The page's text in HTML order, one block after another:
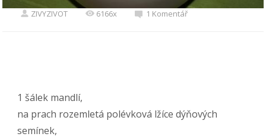
ZIVYZIVOT 6166x 1 Komentář
1 šálek mandlí,
na prach rozemletá polévková lžíce dýňových
semínek,